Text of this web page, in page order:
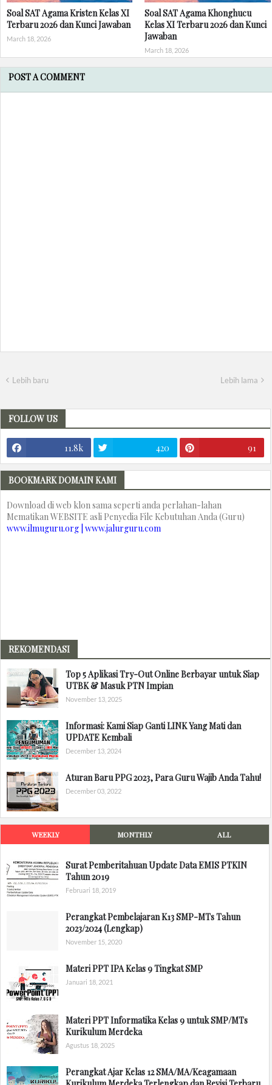
Soal SAT Agama Kristen Kelas XI
Terbaru 2026 dan Kunci Jawaban
March 18, 2026
Soal SAT Agama Khonghucu
Kelas XI Terbaru 2026 dan Kunci
Jawaban
March 18, 2026
POST A COMMENT
Lebih baru Lebih lama
FOLLOW US
11.8k 420 91
BOOKMARK DOMAIN KAMI
Download di web klon sama seperti anda perlahan-lahan
Mematikan WEBSITE asli Penyedia File Kebutuhan Anda (Guru)
www.ilmuguru.org | www.jalurguru.com
REKOMENDASI
Top 5 Aplikasi Try-Out Online Berbayar untuk Siap
UTBK & Masuk PTN Impian
November 13, 2025
Informasi: Kami Siap Ganti LINK Yang Mati dan
UPDATE Kembali
December 13, 2024
Aturan Baru PPG 2023, Para Guru Wajib Anda Tahu!
December 03, 2022
WEEKLY MONTHLY ALL
Surat Pemberitahuan Update Data EMIS PTKIN
Tahun 2019
Februari 18, 2019
Perangkat Pembelajaran K13 SMP-MTs Tahun
2023/2024 (Lengkap)
November 15, 2020
Materi PPT IPA Kelas 9 Tingkat SMP
Januari 18, 2021
Materi PPT Informatika Kelas 9 untuk SMP/MTs
Kurikulum Merdeka
Agustus 18, 2025
Perangkat Ajar Kelas 12 SMA/MA/Keagamaan